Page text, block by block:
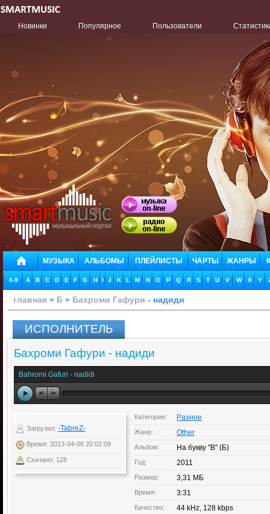
Новинки Популярное Пользователи
МУЗЫКА АЛЬБОМЫ ПЛЕЙЛИСТЫ ЧАРТЫ ЖАНРЫ
0-9 A B C D E F G H I J K L M N O P Q R S T U V W X Y
главная » Б » Бахроми Гафури - надиди
ИСПОЛНИТЕЛЬ
Бахроми Гафури - надиди
Bahromi Gafuri - nadidi
Загрузил: -TabreZ-
Время: 2013-04-08 20:02:09
Скачано: 128
Категория: Разное
Жанр: Other
Альбом: На букву "B" (Б)
Год: 2011
Размер: 3,31 МБ
Время: 3:31
Качество: 44 kHz, 128 kbps